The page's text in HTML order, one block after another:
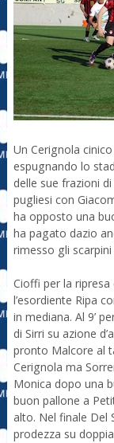
Un Cerignola
espugnando lo
delle sue frazioni
pugliesi con
ha opposto una
ha pagato dazio
rimesso gli
Cioffi per la
l’esordiente Ripa
in mediana. Al 9’
di Sirri su azione
pronto Malcore al
Cerignola ma
Monica dopo una
buon pallone a
alto. Nel finale Del
prodezza su